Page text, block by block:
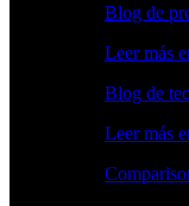
Blog de
Leer más
Blog de
Leer más